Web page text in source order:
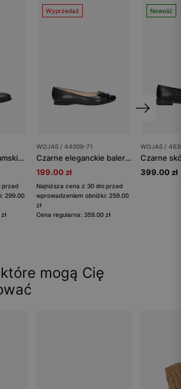
Czarne loafersy damskie ze skóry licowej
przed
299.00
Wyprzedaż
WOJAS / 44009-71
Czarne eleganckie baleriny damskie
199.00 zł
Najniższa cena z 30 dni przed
wprowadzeniem obniżki: 259.00
zł
Cena regularna: 359.00 zł
Nowość
WOJAS /
399.00 zł
mogą Cię